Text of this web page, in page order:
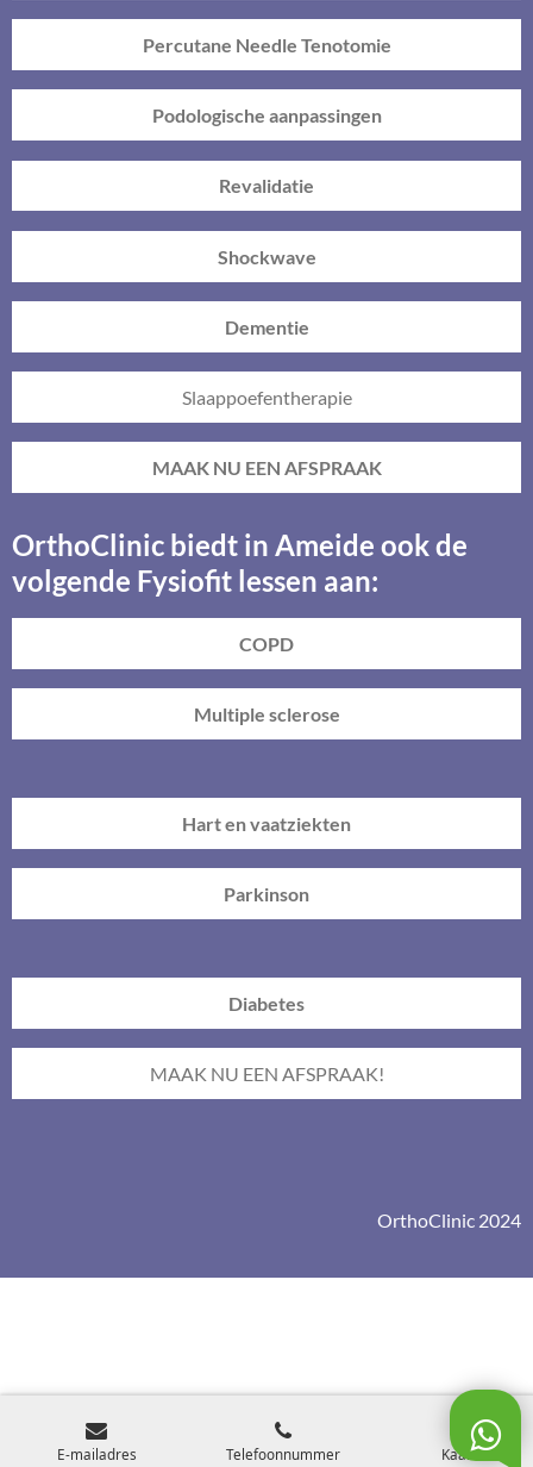
Percutane Needle Tenotomie
Podologische aanpassingen
Revalidatie
Shockwave
Dementie
Slaappoefentherapie
MAAK NU EEN AFSPRAAK
OrthoClinic biedt in Ameide ook de
volgende Fysiofit lessen aan:
COPD
Multiple sclerose
Hart en vaatziekten
Parkinson
Diabetes
MAAK NU EEN AFSPRAAK!
OrthoClinic 2024
E-mailadres Telefoonnummer Kaart